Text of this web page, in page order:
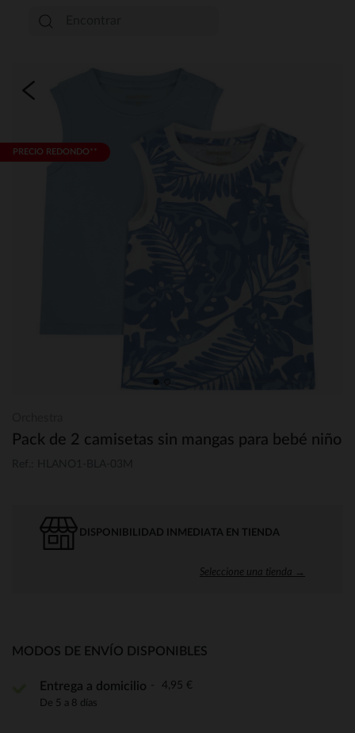
PRECIO REDONDO**
Pack de 2 camisetas sin mangas para bebé niño
DISPONIBILIDAD INMEDIATA EN TIENDA
Seleccione una tienda →
MODOS DE ENVÍO DISPONIBLES
Entrega a domicilio 4,95 €
De 5 a 8 días